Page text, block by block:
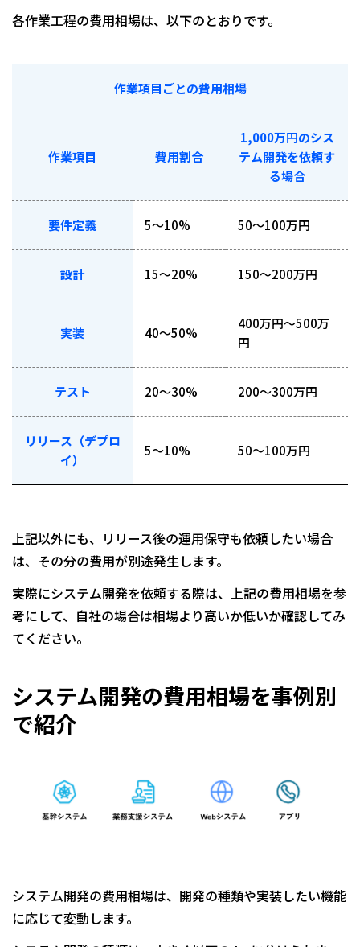
各作業工程の費用相場は、以下のとおりです。
作業項目ごとの費用相場
作業項目 費用割合
1,000万円のシス
テム開発を依頼す
る場合
要件定義 5〜10% 50〜100万円
設計 15〜20% 150〜200万円
実装 40〜50%
400万円〜500万
円
テスト 20〜30% 200〜300万円
リリース（デプロ
イ）
5〜10% 50〜100万円
上記以外にも、リリース後の運用保守も依頼したい場合
は、その分の費用が別途発生します。
実際にシステム開発を依頼する際は、上記の費用相場を参
考にして、自社の場合は相場より高いか低いか確認してみ
てください。
システム開発の費用相場を事例別
で紹介
システム開発の費用相場は、開発の種類や実装したい機能
に応じて変動します。